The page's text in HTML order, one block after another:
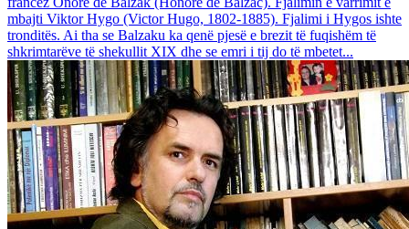
mbajti Viktor Hygo (Victor Hugo, 1802-1885). Fjalimi i Hygos ishte
tronditës. Ai tha se Balzaku ka qenë pjesë e brezit të fuqishëm të
shkrimtarëve të shekullit XIX dhe se emri i tij do të mbetet...